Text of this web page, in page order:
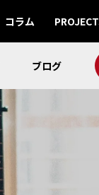
コラム
ブログ